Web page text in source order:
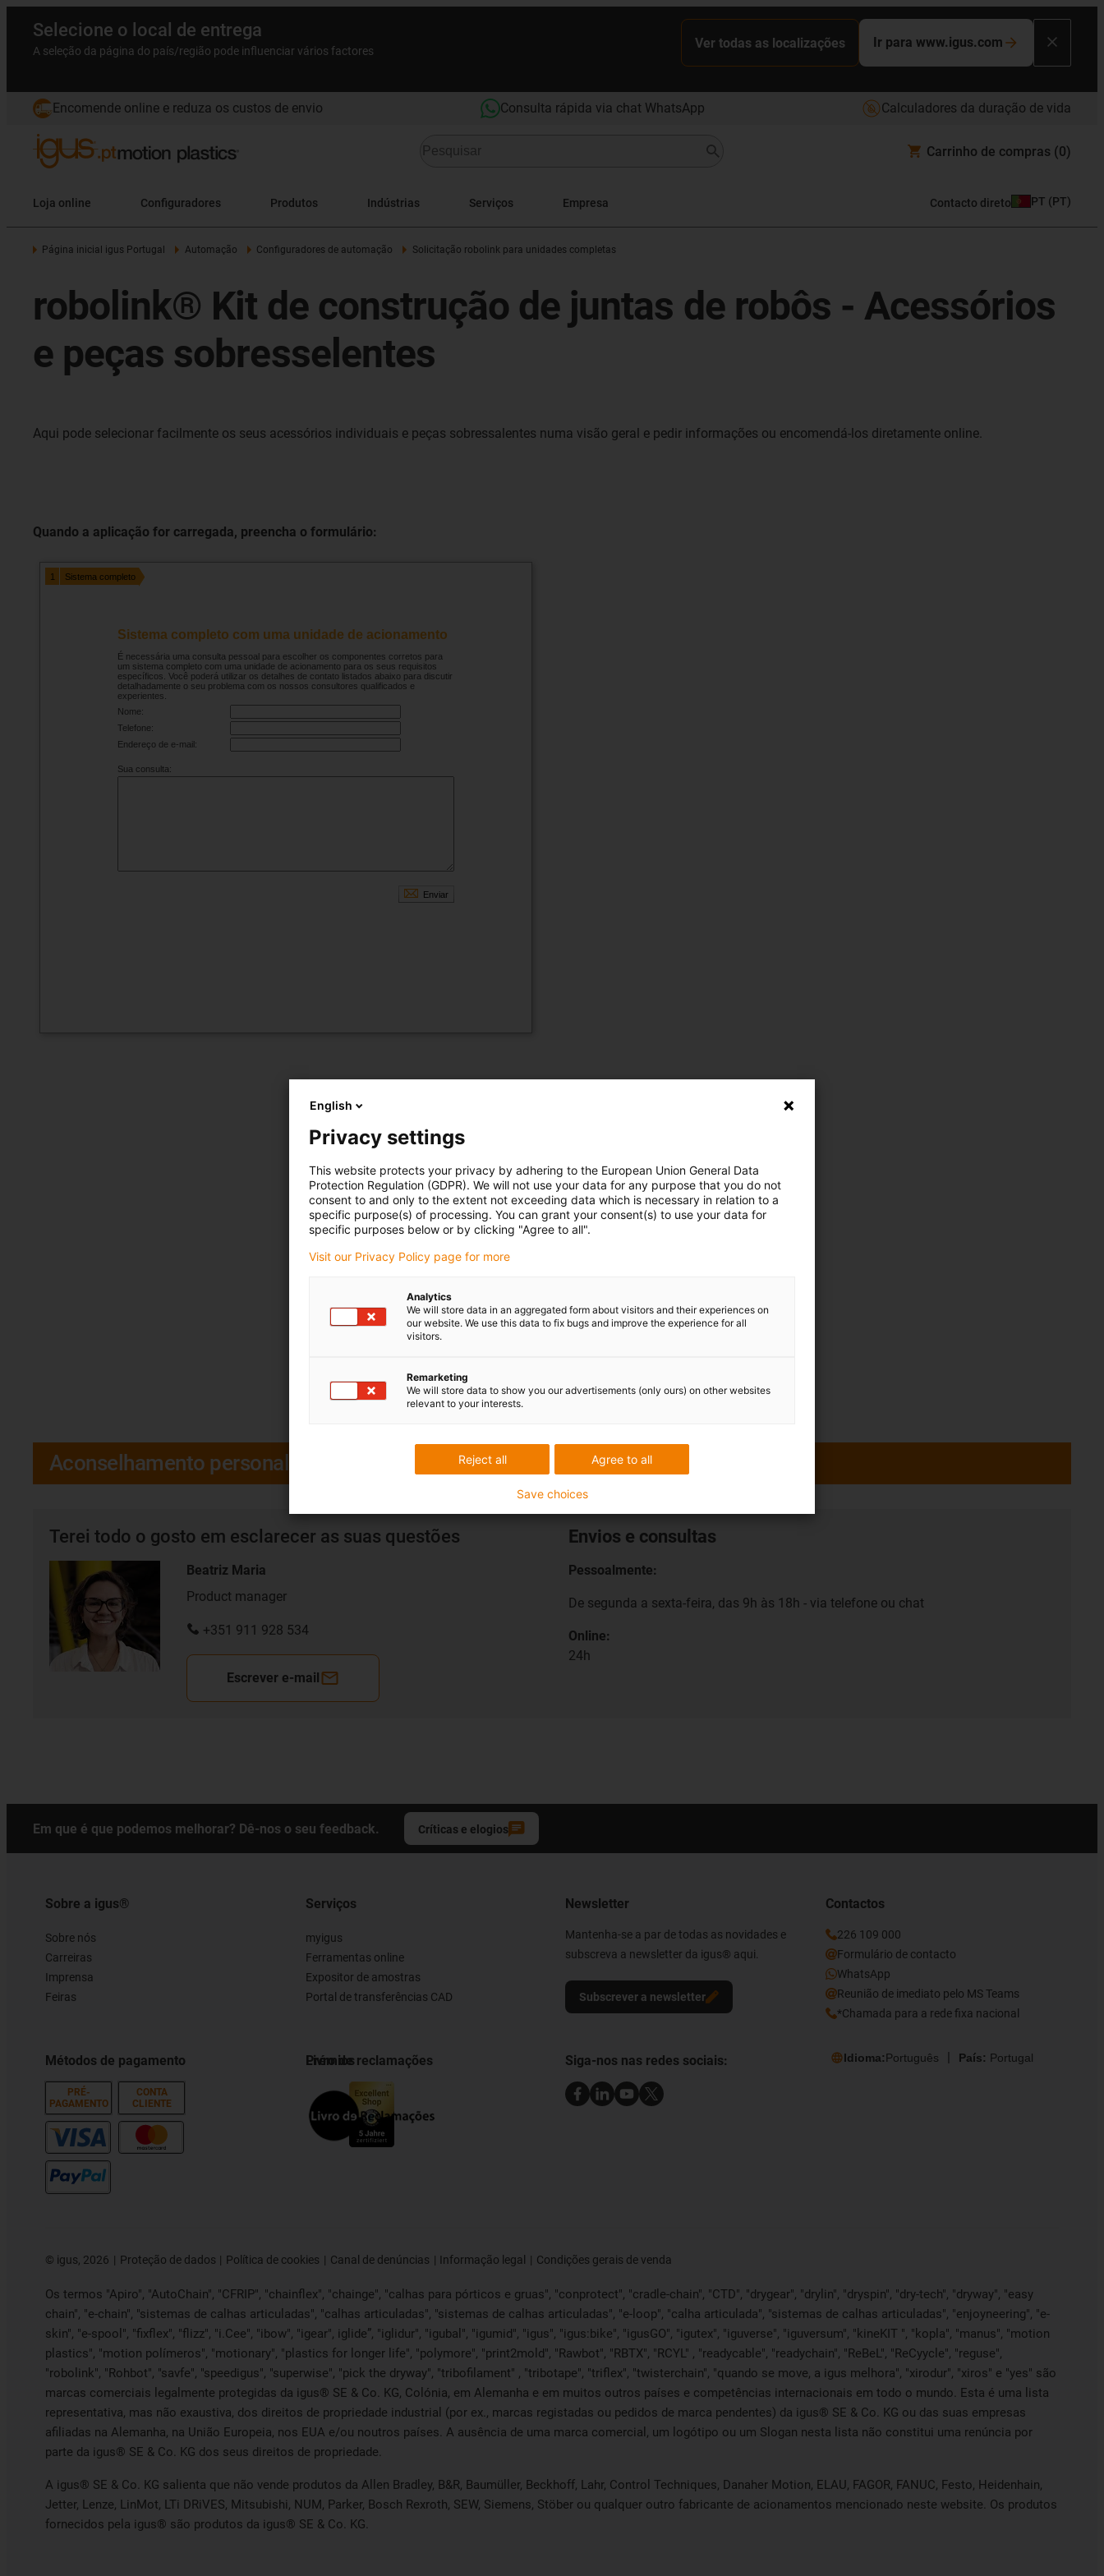
Selecione o local de entrega
A seleção da página do país/região pode influenciar vários factores
Ver todas as localizações Ir para www.igus.com
Encomende online e reduza os custos de envio Consulta rápida via chat WhatsApp Calculadores da duração de vida
Carrinho de compras (0)
Loja online Configuradores Produtos Indústrias Serviços Empresa Contacto direto PT (PT)
Página inicial igus Portugal Automação Configuradores de automação Solicitação robolink para unidades completas
robolink® Kit de construção de juntas de robôs - Acessórios
e peças sobresselentes
Aqui pode selecionar facilmente os seus acessórios individuais e peças sobressalentes numa visão geral e pedir informações ou encomendá-los diretamente online.
Quando a aplicação for carregada, preencha o formulário:
Aconselhamento personalizado
Terei todo o gosto em esclarecer as suas questões
Beatriz Maria
Product manager
+351 911 928 534
Escrever e-mail
Envios e consultas
Pessoalmente:
De segunda a sexta-feira, das 9h às 18h - via telefone ou chat
Online:
24h
Em que é que podemos melhorar? Dê-nos o seu feedback. Críticas e elogios
Sobre a igus®
Sobre nós
Carreiras
Imprensa
Feiras
Métodos de pagamento
PRÉ-
PAGAMENTO
CONTA
CLIENTE
Serviços
myigus
Ferramentas online
Expositor de amostras
Portal de transferências CAD
Prémios
Livro de reclamações
Newsletter
Mantenha-se a par de todas as novidades e
subscreva a newsletter da igus® aqui.
Subscrever a newsletter
Contactos
226 109 000
Formulário de contacto
WhatsApp
Reunião de imediato pelo MS Teams
*Chamada para a rede fixa nacional
Siga-nos nas redes sociais: Idioma:Português País: Portugal
© igus, 2026 Proteção de dados Política de cookies Canal de denúncias Informação legal Condições gerais de venda
Os termos "Apiro", "AutoChain", "CFRIP", "chainflex", "chainge", "calhas para pórticos e gruas", "conprotect", "cradle-chain", "CTD", "drygear", "drylin", "dryspin", "dry-tech", "dryway", "easy
chain", "e-chain", "sistemas de calhas articuladas", "calhas articuladas", "sistemas de calhas articuladas", "e-loop", "calha articulada", "sistemas de calhas articuladas", "enjoyneering", "e-
skin", "e-spool", "fixflex", "flizz", "i.Cee", "ibow", "igear", iglide”, "iglidur", "igubal", "igumid", "igus", "igus:bike", "igusGO", "igutex", "iguverse", "iguversum", "kineKIT ", "kopla", "manus", "motion
plastics", "motion polímeros", "motionary", "plastics for longer life", "polymore", "print2mold", "Rawbot", "RBTX", "RCYL" , "readycable", "readychain", "ReBeL", "ReCyycle", "reguse",
"robolink", "Rohbot", "savfe", "speedigus", "superwise", "pick the dryway", "tribofilament" , "tribotape", "triflex", "twisterchain", "quando se move, a igus melhora", "xirodur", "xiros" e "yes" são
marcas comerciais legalmente protegidas da igus® SE & Co. KG, Colónia, em Alemanha e em muitos outros países e competências internacionais em todo o mundo. Esta é uma lista
representativa, mas não exaustiva, dos direitos de propriedade industrial (por ex., marcas registadas ou pedidos de marca pendentes) da igus® SE & Co. KG ou das suas empresas
afiliadas na Alemanha, na União Europeia, nos EUA e/ou noutros países. A ausência de uma marca comercial, um logótipo ou um Slogan nesta lista não constitui uma renúncia por
parte da igus® SE & Co. KG dos seus direitos de propriedade.
A igus® SE & Co. KG salienta que não vende produtos da Allen Bradley, B&R, Baumüller, Beckhoff, Lahr, Control Techniques, Danaher Motion, ELAU, FAGOR, FANUC, Festo, Heidenhain,
Jetter, Lenze, LinMot, LTi DRiVES, Mitsubishi, NUM, Parker, Bosch Rexroth, SEW, Siemens, Stöber ou qualquer outro fabricante de acionamentos mencionado neste website. Os produtos
fornecidos pela igus® são produtos da igus® SE & Co. KG.
English
Privacy settings
This website protects your privacy by adhering to the European Union General Data
Protection Regulation (GDPR). We will not use your data for any purpose that you do not
consent to and only to the extent not exceeding data which is necessary in relation to a
specific purpose(s) of processing. You can grant your consent(s) to use your data for
specific purposes below or by clicking "Agree to all".
Visit our Privacy Policy page for more
Analytics
We will store data in an aggregated form about visitors and their experiences on
our website. We use this data to fix bugs and improve the experience for all
visitors.
Remarketing
We will store data to show you our advertisements (only ours) on other websites
relevant to your interests.
Agree to all
Reject all
Save choices